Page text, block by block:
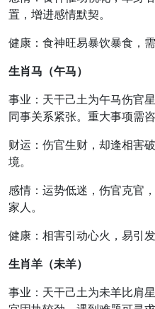
置，增进感情默契。
健康 ： 食神旺易暴饮暴食 ，
生肖马（午马）
事业 ：天干己土为午马伤官
同事关系紧张。重大事项需
财运 ： 伤官生财，却逢相害
境。
感情 ： 运势低迷，伤官克官
家人。
健康 ： 相害引动心火 ，易引
生肖羊（未羊）
事业 ：天干己土为未羊比肩